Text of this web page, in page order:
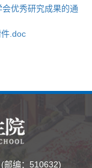
会优秀研究成果的通
.doc
邮编：510632)